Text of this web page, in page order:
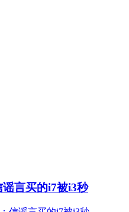
言买的i7被i3秒